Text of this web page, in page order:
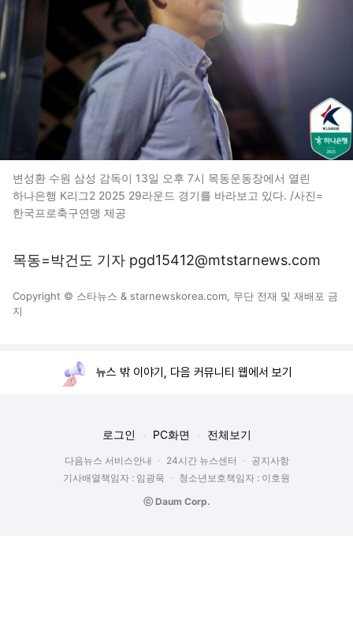
변성환 수원 삼성 감독이 13일 오후 7시 목동운동장에서 열린
하나은행 K리그2 2025 29라운드 경기를 바라보고 있다. /사진=
한국프로축구연맹 제공
목동=박건도 기자 pgd15412@mtstarnews.com
Copyright © 스타뉴스 & starnewskorea.com, 무단 전재 및 재배포 금
지
뉴스 밖 이야기, 다음 커뮤니티 웹에서 보기
로그인 PC화면 전체보기
다음뉴스 서비스안내 24시간 뉴스센터
공지사항
기사배열책임자 : 임광욱
청소년보호책임자 : 이호원
ⓒ Daum Corp.